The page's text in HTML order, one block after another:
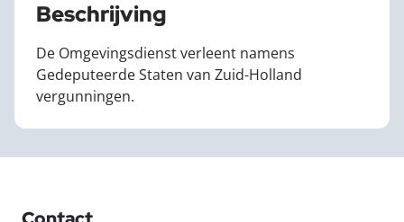
Beschrijving
De Omgevingsdienst verleent namens
Gedeputeerde Staten van Zuid-Holland
vergunningen.